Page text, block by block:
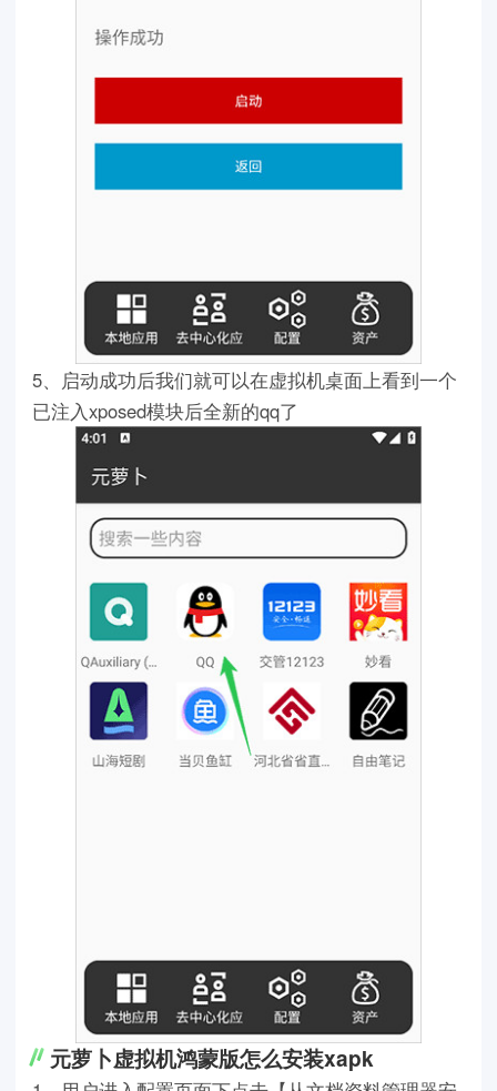
5、启动成功后我们就可以在虚拟机桌面上看到一个
已注入xposed模块后全新的qq了
元萝卜虚拟机鸿蒙版怎么安装xapk